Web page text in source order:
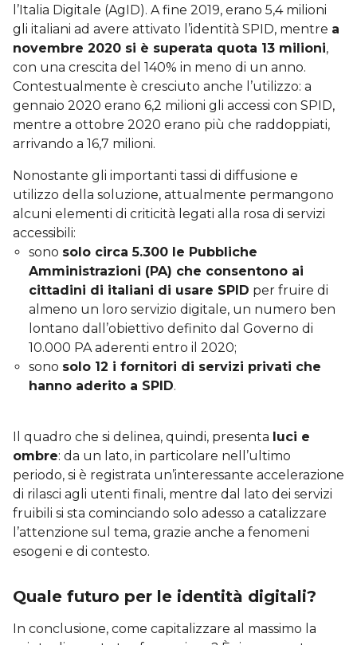
l’Italia Digitale (AgID). A fine 2019, erano 5,4 milioni
gli italiani ad avere attivato l’identità SPID, mentre a
novembre 2020 si è superata quota 13 milioni,
con una crescita del 140% in meno di un anno.
Contestualmente è cresciuto anche l’utilizzo: a
gennaio 2020 erano 6,2 milioni gli accessi con SPID,
mentre a ottobre 2020 erano più che raddoppiati,
arrivando a 16,7 milioni.
Nonostante gli importanti tassi di diffusione e
utilizzo della soluzione, attualmente permangono
alcuni elementi di criticità legati alla rosa di servizi
accessibili:
sono solo circa 5.300 le Pubbliche
Amministrazioni (PA) che consentono ai
cittadini di italiani di usare SPID per fruire di
almeno un loro servizio digitale, un numero ben
lontano dall’obiettivo definito dal Governo di
10.000 PA aderenti entro il 2020;
sono solo 12 i fornitori di servizi privati che
hanno aderito a SPID.
Il quadro che si delinea, quindi, presenta luci e
ombre: da un lato, in particolare nell’ultimo
periodo, si è registrata un’interessante accelerazione
di rilasci agli utenti finali, mentre dal lato dei servizi
fruibili si sta cominciando solo adesso a catalizzare
l’attenzione sul tema, grazie anche a fenomeni
esogeni e di contesto.
Quale futuro per le identità digitali?
In conclusione, come capitalizzare al massimo la